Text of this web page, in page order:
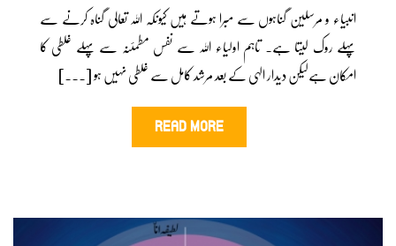
انبیاء و مرسلین گناہوں سے مبرا ہوتے ہیں کیونکہ اللہ تعالی گناہ کرنے سے
پہلے روک لیتا ہے۔ تاہم اولیاء اللہ سے نفس مطمئنہ سے پہلے غلطی کا
امکان ہےلیکن دیدار الہی کے بعد مرشد کامل سے غلطی نہیں ہو [...]
READ MORE